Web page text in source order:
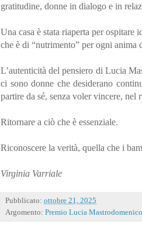
gratitudine, donne in dialogo e in
Una casa è stata riaperta per
che è di “nutrimento” per ogni anima
L’autenticità del pensiero di Lucia
ci sono donne che desiderano
partire da sé, senza voler vincere, nel
Ritornare a ciò che è essenziale.
Riconoscere la verità, quella che i
Virginia Varriale
Pubblicato: ottobre 21, 2025
Argomento: Premio Lucia Mastrodomenico